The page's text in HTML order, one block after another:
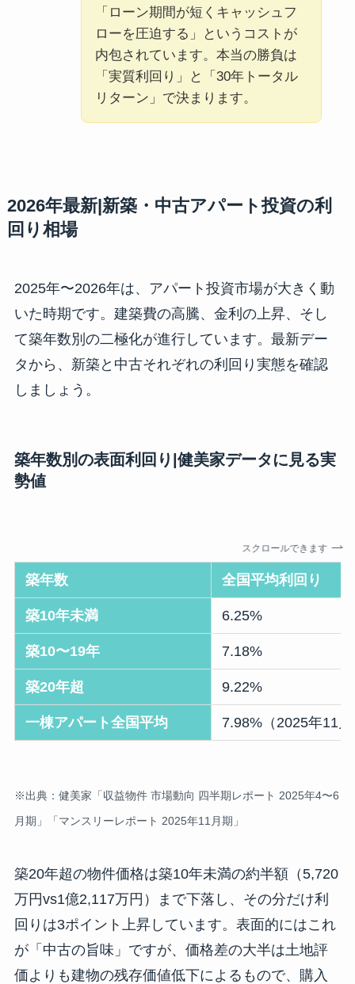
「ローン期間が短くキャッシュフ
ローを圧迫する」というコストが
内包されています。本当の勝負は
「実質利回り」と「30年トータル
リターン」で決まります。
2026年最新|新築・中古アパート投資の利
回り相場
2025年〜2026年は、アパート投資市場が大きく動
いた時期です。建築費の高騰、金利の上昇、そし
て築年数別の二極化が進行しています。最新デー
タから、新築と中古それぞれの利回り実態を確認
しましょう。
築年数別の表面利回り|健美家データに見る実
勢値
スクロールできます
築年数 全国平均利回り
築10年未満 6.25%
築10〜19年 7.18%
築20年超 9.22%
一棟アパート全国平均 7.98%（2025年11
※出典：健美家「収益物件 市場動向 四半期レポート 2025年4〜6
月期」「マンスリーレポート 2025年11月期」
築20年超の物件価格は築10年未満の約半額（5,720
万円vs1億2,117万円）まで下落し、その分だけ利
回りは3ポイント上昇しています。表面的にはこれ
が「中古の旨味」ですが、価格差の大半は土地評
価よりも建物の残存価値低下によるもので、購入